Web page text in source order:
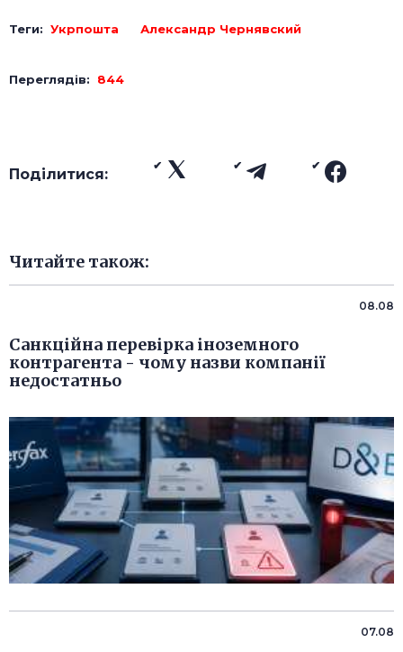
Теги: Укрпошта Александр Чернявский
Переглядів: 844
Поділитися:
Читайте також:
08.08
Санкційна перевірка іноземного
контрагента - чому назви компанії
недостатньо
07.08